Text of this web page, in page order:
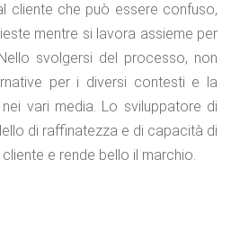
cliente che può essere confuso,
mentre si lavora assieme per
svolgersi del processo, non
per i diversi contesti e la
vari media. Lo sviluppatore di
di raffinatezza e di capacità di
e rende bello il marchio.